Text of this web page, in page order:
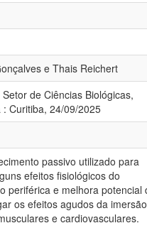
e Thais Reichert
de Ciências Biológicas,
Curitiba, 24/09/2025
passivo utilizado para
efeitos fisiológicos do
periférica e melhora potencial
os efeitos agudos da imersão
e cardiovasculares.